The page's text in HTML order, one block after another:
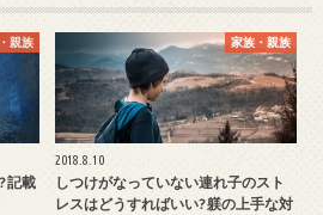
親族
記載
家族・親族
2018.8.10
しつけがなっていない連れ子のスト
レスはどうすればいい? 躾の上手な対